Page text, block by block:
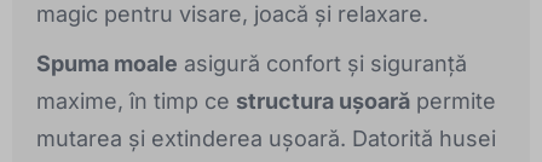
magic pentru visare, joacă și relaxare.
Spuma moale asigură confort și siguranță
maxime, în timp ce structura ușoară permite
mutarea și extinderea ușoară. Datorită husei